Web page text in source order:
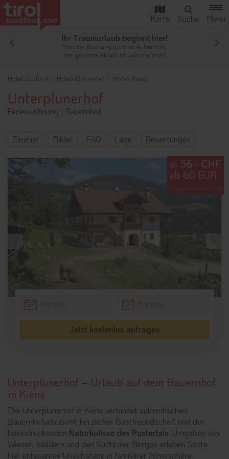
Ihr Traumurlaub beginnt hier!
Von der Buchung bis zum Aufenthalt,
der gesamte Ablauf ist unkompliziert
Hotels Südtirol Hotels Dolomiten Hotels Kiens
Unterplunerhof
Ferienwohnung | Bauernhof
Zimmer Bilder FAQ Lage Bewertungen
ab 56 - CHF
ab 60 EUR
Jetzt kostenlos anfragen
Unterplunerhof – Urlaub auf dem Bauernhof
in Kiens
Der Unterplunerhof in Kiens verbindet authentischen
Bauernhofurlaub mit herzlicher Gastfreundschaft und der
beeindruckenden Naturkulisse des Pustertals . Umgeben von
Wiesen, Wäldern und den Südtiroler Bergen erleben Gäste
hier entspannte Urlaubstage in familiärer Atmosphäre.